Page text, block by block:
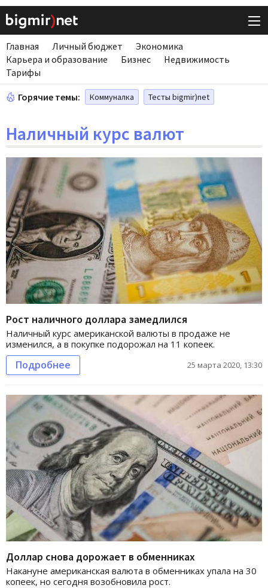
Главная Личный бюджет
Экономика
Карьера и образование
Бизнес
Недвижимость
Тарифы
Горячие темы: Коммуналка Тесты bigmir)net
Наличный курс валют
Рост наличного доллара замедлился
Наличный курс американской валюты в продаже не
изменился, а в покупке подорожал на 11 копеек.
Подробнее 25 марта 2020, 13:30
Доллар снова дорожает в обменниках
Накануне американская валюта в обменниках упала на 30
копеек, но сегодня возобновила рост.